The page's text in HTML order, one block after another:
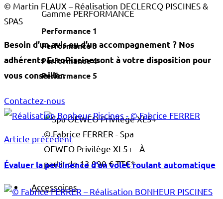
Gamme PERFORMANCE
Performance 1
Performance 3
Performance 4
Performance 5
© Fabrice FERRER - Spa
OEWEO Privilège XL5+ - À
partir de 13 990 € TTC*
Accessoires
© Martin FLAUX – Réalisation DECLERCQ PISCINES &
SPAS
Besoin d’un avis ou d’un accompagnement ? Nos
adhérents EuroPiscine sont à votre disposition pour
vous conseiller.
Contactez-nous
Article précédent
Évaluer la pertinence d’un volet roulant automatique